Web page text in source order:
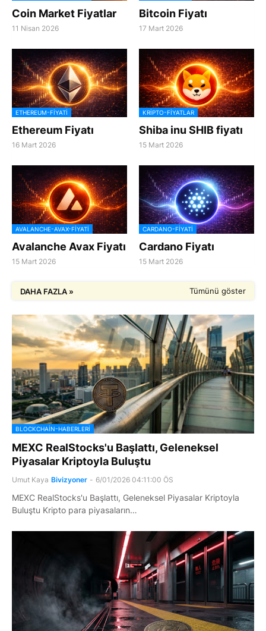
Coin Market Fiyatlar
11 Nisan 2026
Bitcoin Fiyatı
17 Mart 2026
ETHEREUM-FIYATI
Ethereum Fiyatı
16 Mart 2026
KRIPTO-FIYATLAR
Shiba inu SHIB fiyatı
15 Mart 2026
AVALANCHE-AVAX-FIYATI
Avalanche Avax Fiyatı
15 Mart 2026
CARDANO-FIYATI
Cardano Fiyatı
15 Mart 2026
DAHA FAZLA » Tümünü göster
BLOCKCHAIN-HABERLERI
MEXC RealStocks'u Başlattı, Geleneksel
Piyasalar Kriptoyla Buluştu
Umut Kaya Bivizyoner - 6/01/2026 04:11:00 ÖS
MEXC RealStocks'u Başlattı, Geleneksel Piyasalar Kriptoyla
Buluştu Kripto para piyasaların…